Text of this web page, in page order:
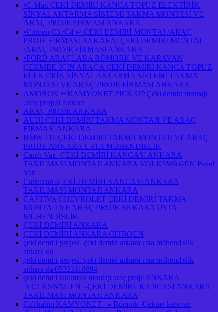
•C-Max ÇEKİ DEMİRİ KANCA TOPUZ ELEKTİRİK
SİNYAL AKTARMA SİSTEMİ TAKMA MONTESİ VE
ARAÇ PROJE FİRMASI ANKARA
•Citroen C3 /C4 ↵ ÇEKİ DEMİRİ MONTAJ /ARAÇ
PROJE FİRMASI ANKARA/ ÇEKİ DEMİRİ MONTAJ
/ARAÇ PROJE FİRMASI ANKARA
•FORD ARAÇLARA RÖMORK VE KARAVAN
ÇEKMEK İÇİN ARAÇA ÇEKİ DEMİRİ KANCA TOPUZ
ELEKTİRİK SİNYAL AKTARMA SİSTEMİ TAKMA
MONTESİ VE ARAÇ PROJE FİRMASI ANKARA
AMOROK ↵KAMYONET PICK UP Çeki demiri montajı
.araç projesi Ankara
ARAÇ PROJE ANKARA
AUDİ ÇEKİ DEMİRİ TAKMA MONTAJI VE ARAÇ
FİRMASI ANKARA
BMW 116 ÇEKİ DEMİRİ TAKMA MONTAJI VE ARAÇ
PROJE ANKARA USTA MÜHENDİSLİK
Camlı Van -ÇEKİ DEMİRİ KANCASI ANKARA
TAKILMASI MONTAJI ANKARA VOLKSWAGEN Panel
Van
Camlıvan -ÇEKİ DEMİRİ KANCASI ANKARA
TAKILMASI MONTAJI ANKARA
CAPTİVA CHEVROLET ÇEKİ DEMİRİ TAKMA
MONTAJI VE ARAÇ PROJE ANKARA USTA
MÜHENDİSLİK
ÇEKİ DEMİRİ ANKARA
ÇEKİ DEMİRİ ANKARA CITROEN
çeki demiri projesi. çeki demiri ankara usta mühendislik
ankara da
çeki demiri projesi. çeki demiri ankara usta mühendislik
ankara da 05323118894
çeki demiri takılması montajı araç proje ANKARA
VOLKSWAGEN -ÇEKİ DEMİRİ KANCASI ANKARA
TAKILMASI MONTAJI ANKARA
Çift kabin KAMYONET ⇔Römork /Çekme karavan